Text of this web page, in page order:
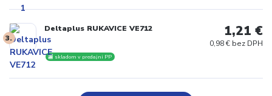
3.
Deltaplus RUKAVICE VE712
🏬 skladom v predajni PP
1,21 €
0,98 € bez DPH